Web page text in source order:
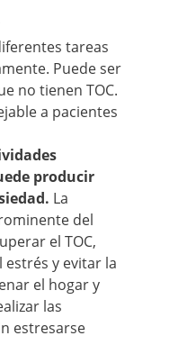
tareas
Puede ser
no tienen TOC.
a pacientes
producir
La
del
el TOC,
y evitar la
el hogar y
las
estresarse